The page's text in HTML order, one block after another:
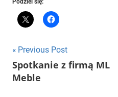
Podziel się:
Nawigacja
wpisu
Previous Post
Spotkanie z firmą ML
Meble